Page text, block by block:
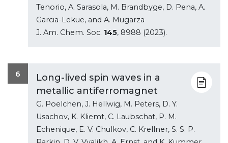
Tenorio, A. Sarasola, M. Brandbyge, D. Pena, A.
Garcia-Lekue, and A. Mugarza
J. Am. Chem. Soc. 145, 8988 (2023).
6
Long-lived spin waves in a
metallic antiferromagnet
G. Poelchen, J. Hellwig, M. Peters, D. Y.
Usachov, K. Kliemt, C. Laubschat, P. M.
Echenique, E. V. Chulkov, C. Krellner, S. S. P.